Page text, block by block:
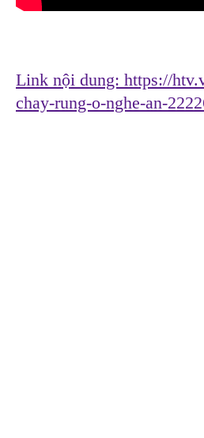
Link nội dung: https://
chay-rung-o-nghe-an-